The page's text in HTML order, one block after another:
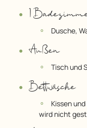
1
Dusche,
Außen
Tisch und
Bettwäsche
Kissen
wird nicht